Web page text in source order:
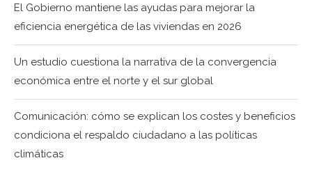
El Gobierno mantiene las ayudas para mejorar la
eficiencia energética de las viviendas en 2026
Un estudio cuestiona la narrativa de la convergencia
económica entre el norte y el sur global
Comunicación: cómo se explican los costes y beneficios
condiciona el respaldo ciudadano a las políticas
climáticas